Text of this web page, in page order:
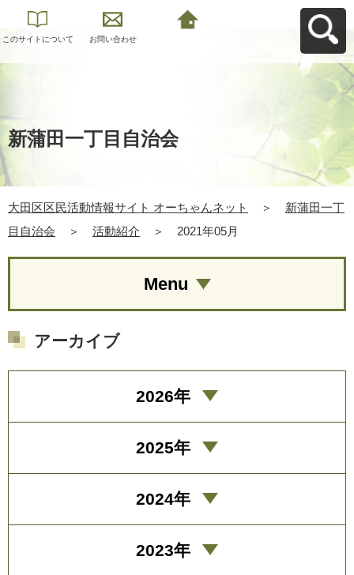
このサイトについて お問い合わせ
新蒲田一丁目自治会
大田区区民活動情報サイト オーちゃんネット ＞
新蒲田一丁
目自治会
＞ 活動紹介 ＞ 2021年05月
Menu
アーカイブ
2026年
2025年
2024年
2023年